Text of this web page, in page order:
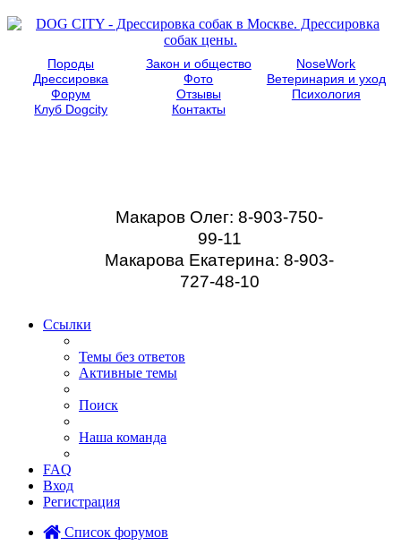
Породы Закон и общество
NoseWork
Дрессировка
Фото
Ветеринария и уход
Форум
Отзывы
Психология
Клуб Dogcity
Контакты
Макаров Олег: 8-903-750-
99-11
Макарова Екатерина: 8-903-
727-48-10
Ссылки
Темы без ответов
Активные темы
Поиск
Наша команда
FAQ
Вход
Регистрация
Список форумов